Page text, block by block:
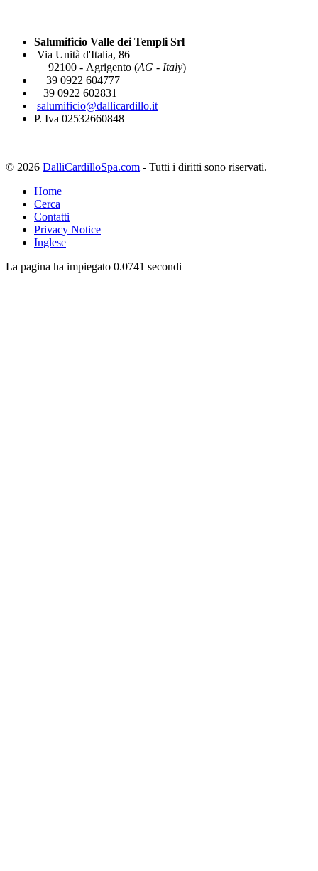
Salumificio Valle dei Templi Srl
Via Unità d'Italia, 86
92100 - Agrigento (AG - Italy)
+ 39 0922 604777
+39 0922 602831
salumificio@dallicardillo.it
P. Iva 02532660848
© 2026 DalliCardilloSpa.com - Tutti i diritti sono riservati.
Home
Cerca
Contatti
Privacy Notice
Inglese
La pagina ha impiegato 0.0741 secondi